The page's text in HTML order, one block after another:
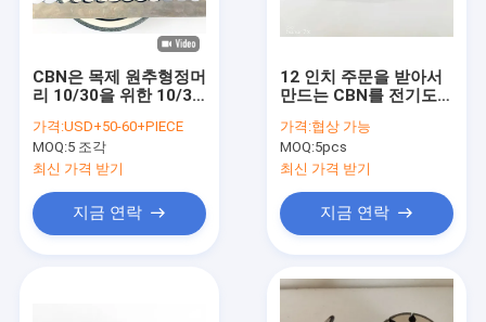
CBN은 목제 원추형정머
리 10/30을 위한 10/30
드 쏘를 위해 선회합니
다
가격:USD+50-60+PIECE
MOQ:5 조각
최신 가격 받기
지금 연락
12 인치 주문을 받아서
만드는 CBN를 전기도금
한 2 위치를 알아내는 구
멍을 가진 다이아몬드
바퀴가 날카롭게 하를
가격:협상 가능
MOQ:5pcs
최신 가격 받기
지금 연락